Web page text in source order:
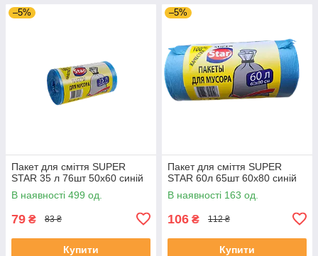
–5%
Пакет для сміття SUPER
STAR 35 л 76шт 50х60 синій
В наявності 499 од.
79 ₴ 83 ₴
Купити
–5%
Пакет для сміття SUPER
STAR 60л 65шт 60х80 синій
В наявності 163 од.
106 ₴ 112 ₴
Купити